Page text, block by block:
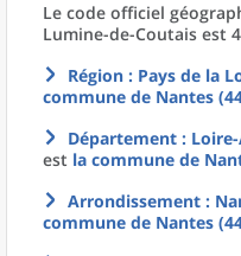
Le code officiel
Lumine-de-Coutais est
Région : Pays de la
commune de Nantes
Département :
est la commune de
Arrondissement :
commune de Nantes